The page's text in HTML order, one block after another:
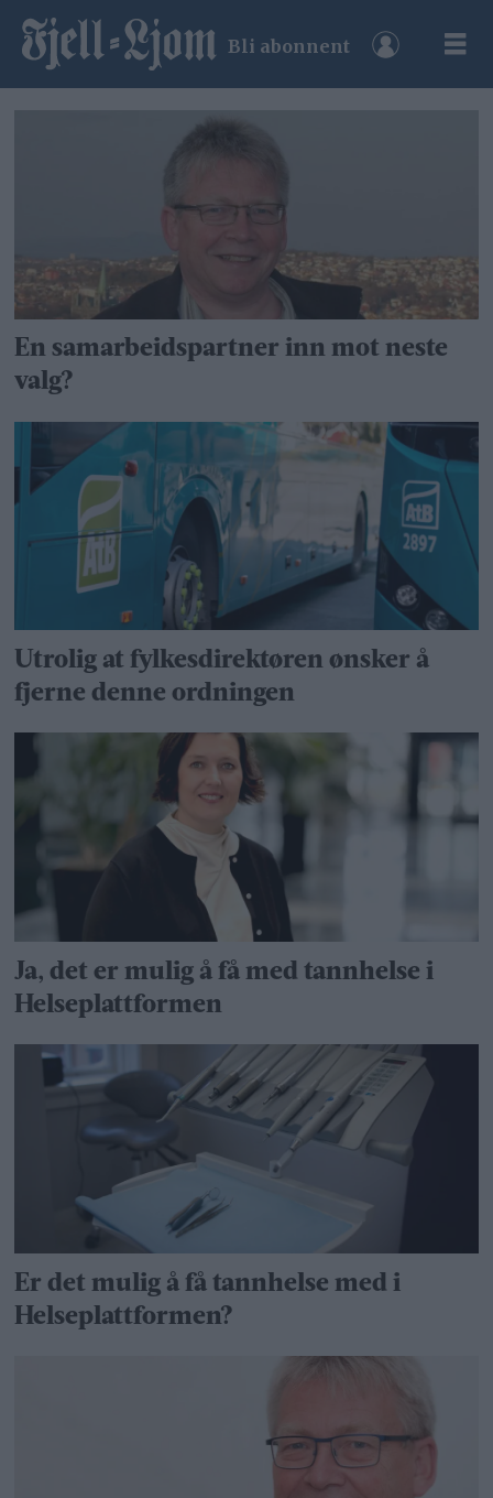
Bli abonnent
nilsen
En samarbeidspartner inn mot neste
valg?
Utrolig at fylkes­direktøren ønsker å
fjerne denne ordningen
Ja, det er mulig å få med tannhelse i
Helseplattformen
Er det mulig å få tannhelse med i
Helseplattformen?